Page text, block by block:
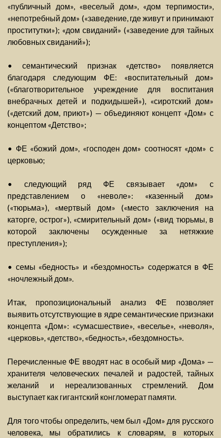
«публичный дом», «веселый дом», «дом терпимости»,
«непотребный дом» («заведение, где живут и принимают
проститутки»); «дом свиданий» («заведение для тайных
любовных свиданий»);
• семантический признак «детство» появляется
благодаря следующим ФЕ: «воспитательный дом»
(«благотворительное учреждение для воспитания
внебрачных детей и подкидышей»), «сиротский дом»
(«детский дом, приют») — объединяют концепт «Дом» с
концептом «Детство»;
• ФЕ «божий дом», «господен дом» соотносят «дом» с
церковью;
• следующий ряд ФЕ связывает «дом» с
представлением о «неволе»: «казенный дом»
(«тюрьма»), «мертвый дом» («место заключения на
каторге, острог»), «смирительный дом» («вид тюрьмы, в
которой заключены осужденные за нетяжкие
преступления»);
• семы «бедность» и «бездомность» содержатся в ФЕ
«ночлежный дом».
Итак, пропозициональный анализ ФЕ позволяет
выявить отсутствующие в ядре семантические признаки
концепта «Дом»: «сумасшествие», «веселье», «неволя»,
«церковь», «детство», «бедность», «бездомность».
Перечисленные ФЕ вводят нас в особый мир «Дома» —
хранителя человеческих печалей и радостей, тайных
желаний и нереализованных стремлений. Дом
выступает как гигантский конгломерат памяти.
Для того чтобы определить, чем был «Дом» для русского
человека, мы обратились к словарям, в которых